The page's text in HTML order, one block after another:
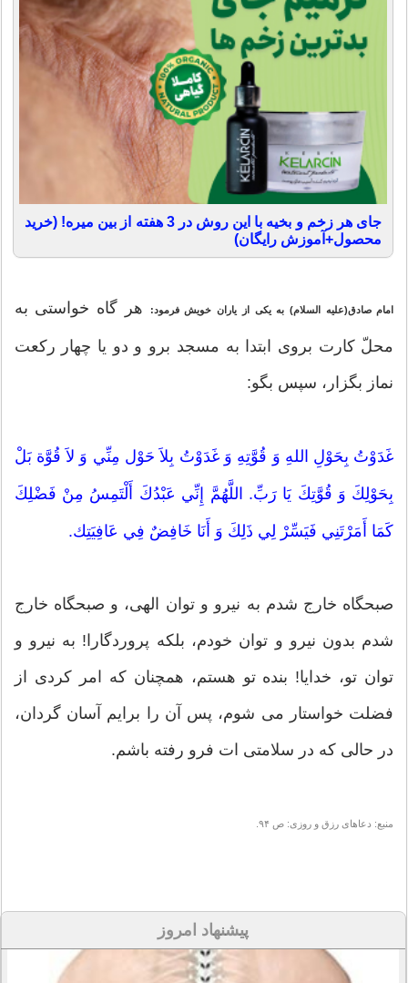
جای هر زخم و بخیه با این روش در 3 هفته از بین میره! (خرید
محصول+آموزش رایگان)
امام صادق(عليه السلام) به يكى از ياران خويش فرمود: هر گاه خواستى به
محلّ كارت بروى ابتدا به مسجد برو و دو يا چهار ركعت
نماز بگزار، سپس بگو:
غَدَوْتُ بِحَوْلِ اللهِ وَ قُوَّتِهِ وَ غَدَوْتُ بِلاَ حَوْل مِنِّي وَ لاَ قُوَّة بَلْ
بِحَوْلِكَ وَ قُوَّتِكَ يَا رَبِّ. اللَّهُمَّ إِنِّي عَبْدُكَ أَلْتَمِسُ مِنْ فَضْلِكَ
كَمَا أَمَرْتَنِي فَيَسِّرْ لِي ذَلِكَ وَ أَنَا خَافِضٌ فِي عَافِيَتِك.
صبحگاه خارج شدم به نيرو و توان الهى، و صبحگاه خارج
شدم بدون نيرو و توان خودم، بلكه پروردگارا! به نيرو و
توان تو، خدايا! بنده تو هستم، همچنان كه امر كردى از
فضلت خواستار مى شوم، پس آن را برايم آسان گردان،
در حالى كه در سلامتى ات فرو رفته باشم.
منبع: دعاهای رزق و روزی: ص ۹۴.
پیشنهاد امروز